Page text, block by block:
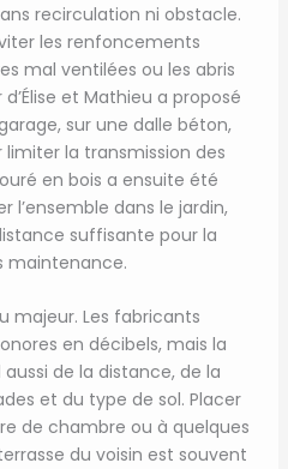
recirculation ni obstacle.
les renfoncements
mal ventilées ou les abris
et Mathieu a proposé
sur une dalle béton,
la transmission des
en bois a ensuite été
l’ensemble dans le jardin,
suffisante pour la
maintenance.
majeur. Les fabricants
en décibels, mais la
de la distance, de la
et du type de sol. Placer
de chambre ou à quelques
du voisin est souvent